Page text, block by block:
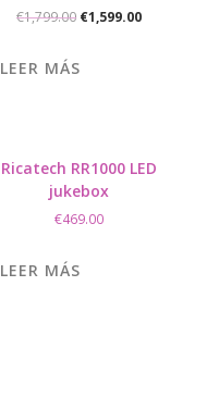
€1,799.00 El
era:
€1,599.00El
LEER MÁS
Ricatech RR1000 LED
jukebox
€469.00
LEER MÁS